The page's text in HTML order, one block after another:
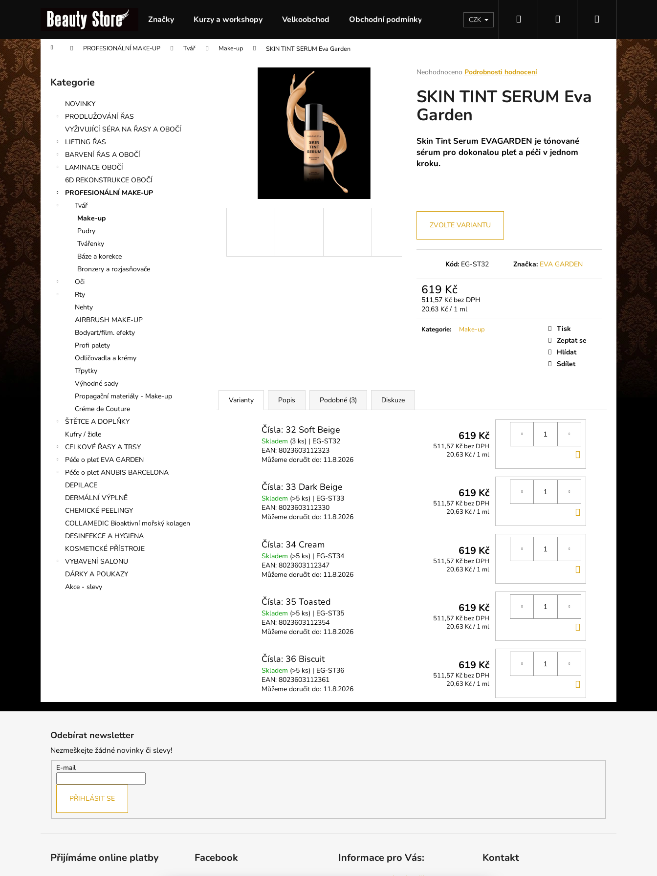
Značky Kurzy a workshopy Velkoobchod Obchodní podmínky KontaktyCZK Přihlášení
košík
Domů PROFESIONÁLNÍ MAKE-UP Tvář Make-up SKIN TINT SERUM Eva Garden
o
s
t
r
n
n
í
n
e
l
Přeskočit
kategorie
Kategorie
NOVINKY
PRODLUŽOVÁNÍ ŘAS
VYŽIVUJÍCÍ SÉRA NA ŘASY A OBOČÍ
LIFTING ŘAS
BARVENÍ ŘAS A OBOČÍ
LAMINACE OBOČÍ
6D REKONSTRUKCE OBOČÍ
PROFESIONÁLNÍ MAKE-UP
Tvář
Make-up
Pudry
Tvářenky
Báze a korekce
Bronzery a rozjasňovače
Oči
Rty
Nehty
AIRBRUSH MAKE-UP
Bodyart/film. efekty
Profi palety
Odličovadla a krémy
Třpytky
Výhodné sady
Propagační materiály - Make-up
Créme de Couture
ŠTĚTCE A DOPLŇKY
Kufry / židle
CELKOVÉ ŘASY A TRSY
Péče o pleť EVA GARDEN
Péče o pleť ANUBIS BARCELONA
DEPILACE
DERMÁLNÍ VÝPLNĚ
CHEMICKÉ PEELINGY
COLLAMEDIC Bioaktivní mořský kolagen
DESINFEKCE A HYGIENA
KOSMETICKÉ PŘÍSTROJE
VYBAVENÍ SALONU
DÁRKY A POUKAZY
Akce - slevy
Průměrné
produktu
je
0,0
z
hvězdiček.
Neohodnoceno Podrobnosti hodnocení
SKIN TINT SERUM Eva
Garden
Skin Tint Serum EVAGARDEN je tónované
sérum pro dokonalou pleť a péči v jednom
kroku.
ZVOLTE VARIANTU
Kód: EG-ST32 Značka: EVA GARDEN
619 Kč
511,57 Kč bez DPH
Měrná
cena:
20,63 Kč / 1 ml
Kategorie: Make-up
Tisk
Zeptat se
Hlídat
Sdílet
Varianty Popis Podobné (3) Diskuze
Čísla: 32 Soft Beige
Skladem (3 ks) | EG-ST32
EAN: 8023603112323
Můžeme doručit do: 11.8.2026
619 Kč
511,57 Kč bez DPH
Měrná
20,63 Kč / 1 ml
KOŠÍKU
Čísla: 33 Dark Beige
Skladem (>5 ks) | EG-ST33
EAN: 8023603112330
Můžeme doručit do: 11.8.2026
619 Kč
511,57 Kč bez DPH
Měrná
20,63 Kč / 1 ml
KOŠÍKU
Čísla: 34 Cream
Skladem (>5 ks) | EG-ST34
EAN: 8023603112347
Můžeme doručit do: 11.8.2026
619 Kč
511,57 Kč bez DPH
Měrná
20,63 Kč / 1 ml
KOŠÍKU
Čísla: 35 Toasted
Skladem (>5 ks) | EG-ST35
EAN: 8023603112354
Můžeme doručit do: 11.8.2026
619 Kč
511,57 Kč bez DPH
Měrná
20,63 Kč / 1 ml
KOŠÍKU
Čísla: 36 Biscuit
Skladem (>5 ks) | EG-ST36
EAN: 8023603112361
Můžeme doručit do: 11.8.2026
619 Kč
511,57 Kč bez DPH
Měrná
20,63 Kč / 1 ml
KOŠÍKU
í
k
do
obchodu
do
obchodu
Co potřebujete najít?
Doporučujeme
INFORMAČNÍ KARTIČKA
LEPIDLO ULTRA PLUS (5G)
Odebírat newsletter
Nezmeškejte žádné novinky či slevy!
E-mail
PŘIHLÁSIT SE
Přijímáme online platby Facebook Informace pro Vás: Kontakt